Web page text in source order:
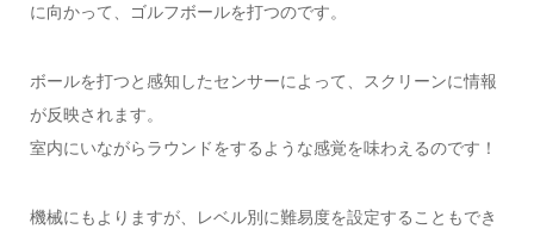
に向かって、ゴルフボールを打つのです。
ボールを打つと感知したセンサーによって、スクリーンに情報
が反映されます。
室内にいながらラウンドをするような感覚を味わえるのです！
機械にもよりますが、レベル別に難易度を設定することもでき